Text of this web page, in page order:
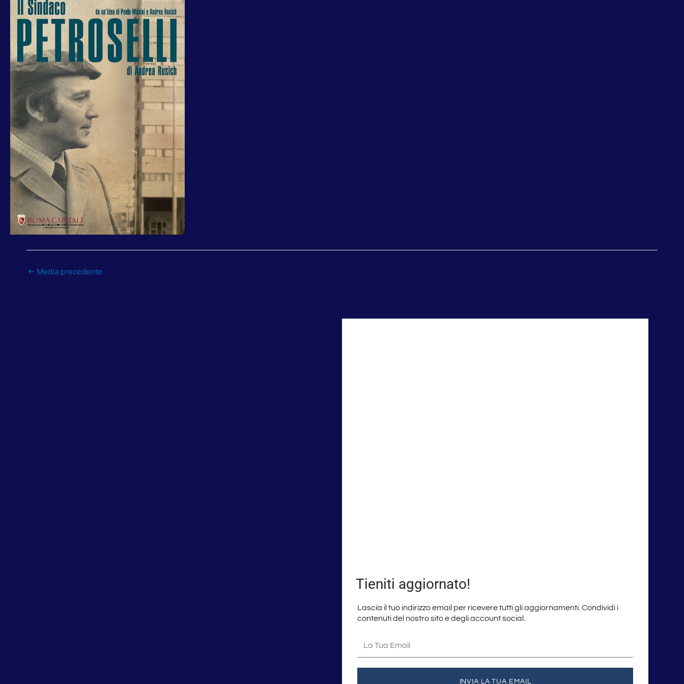
← Media precedente
Tieniti aggiornato!
Lascia il tuo indirizzo email per ricevere tutti gli aggiornamenti. Condividi i
contenuti del nostro sito e degli account social.
tua
email
INVIA LA TUA EMAIL